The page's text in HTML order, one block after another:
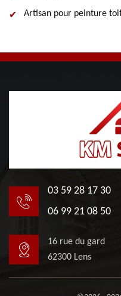
Artisan pour peinture
03 59 28 17 30
06 99 21 08 50
16 rue du gard
62300 Lens